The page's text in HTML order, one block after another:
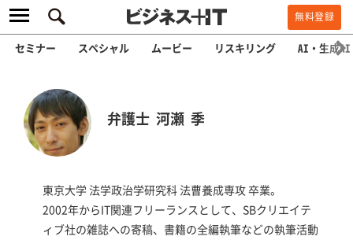
無料登録
セミナー スペシャル ムービー リスキリング AI・生成AI
弁護士 河瀬 季
東京大学 法学政治学研究科 法曹養成専攻 卒業。
2002年からIT関連フリーランスとして、SBクリエイテ
ィブ社の雑誌への寄稿、書籍の全編執筆などの執筆活動